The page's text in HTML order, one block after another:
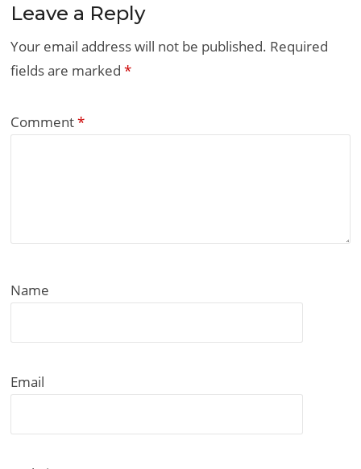
Leave a Reply
Your email address will not be published. Required
fields are marked*
Comment*
Name
Email